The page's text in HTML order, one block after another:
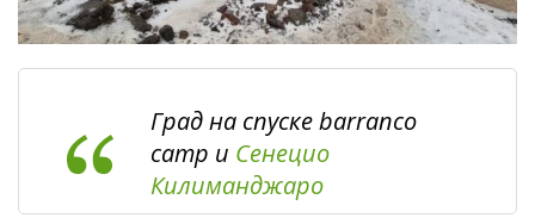
Град на спуске barranco
camp и Сенецио
Килиманджаро